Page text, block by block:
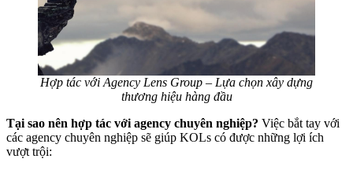
Hợp tác với Agency Lens Group – Lựa chọn xây dựng
thương hiệu hàng đầu
Tại sao nên hợp tác với agency chuyên nghiệp? Việc bắt tay với
các agency chuyên nghiệp sẽ giúp KOLs có được những lợi ích
vượt trội: